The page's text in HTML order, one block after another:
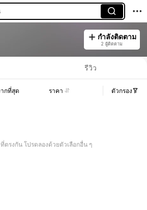
กำลังติดตาม
2 ผู้ติดตาม
รีวิว
กที่สุด ราคา ตัวกรอง
ตรงกัน โปรดลองด้วยตัวเลือกอื่น ๆ